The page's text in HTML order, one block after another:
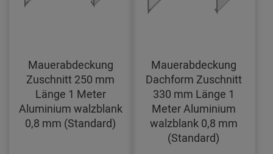
Mauerabdeckung
Zuschnitt 250 mm
Länge 1 Meter
Aluminium walzblank
0,8 mm (Standard)
Mauerabdeckung
Dachform Zuschnitt
330 mm Länge 1
Meter Aluminium
walzblank 0,8 mm
(Standard)